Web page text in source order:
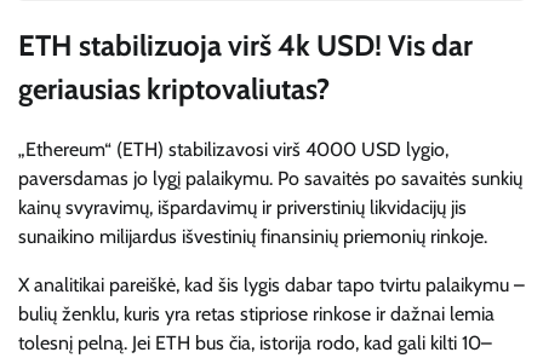
ETH stabilizuoja virš 4k USD! Vis dar
geriausias kriptovaliutas?
„Ethereum“ (ETH) stabilizavosi virš 4000 USD lygio,
paversdamas jo lygį palaikymu. Po savaitės po savaitės sunkių
kainų svyravimų, išpardavimų ir priverstinių likvidacijų jis
sunaikino milijardus išvestinių finansinių priemonių rinkoje.
X analitikai pareiškė, kad šis lygis dabar tapo tvirtu palaikymu –
bulių ženklu, kuris yra retas stipriose rinkose ir dažnai lemia
tolesnį pelną. Jei ETH bus čia, istorija rodo, kad gali kilti 10–